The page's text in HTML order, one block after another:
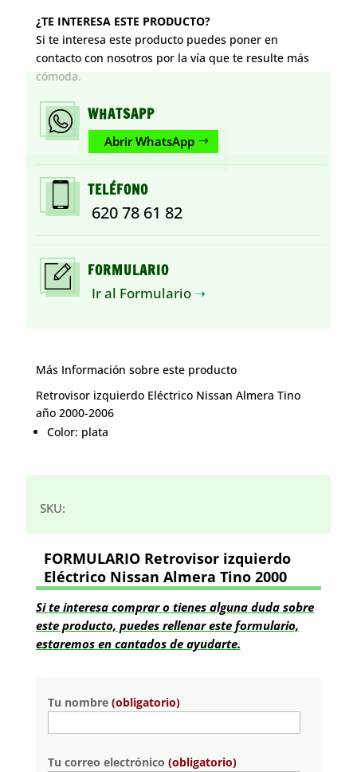
¿TE INTERESA ESTE PRODUCTO?
Si te interesa este producto puedes poner en
contacto con nosotros por la vía que te resulte más
cómoda.
WHATSAPP
Abrir WhatsApp
TELÉFONO
620 78 61 82
FORMULARIO
Ir al Formulario ➝
Más Información sobre este producto
Retrovisor izquierdo Eléctrico Nissan Almera Tino
año 2000-2006
Color: plata
SKU:
FORMULARIO Retrovisor izquierdo
Eléctrico Nissan Almera Tino 2000
Si te interesa comprar o tienes alguna duda sobre
este producto, puedes rellenar este formulario,
estaremos en cantados de ayudarte.
Tu nombre (obligatorio)
Tu correo electrónico (obligatorio)